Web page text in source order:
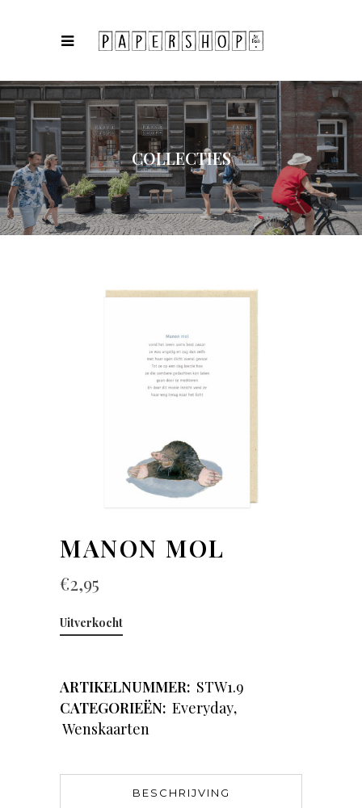
COLLECTIES
MANON MOL
€2,95
Uitverkocht
ARTIKELNUMMER: STW1.9
CATEGORIEËN: Everyday,
Wenskaarten
BESCHRIJVING